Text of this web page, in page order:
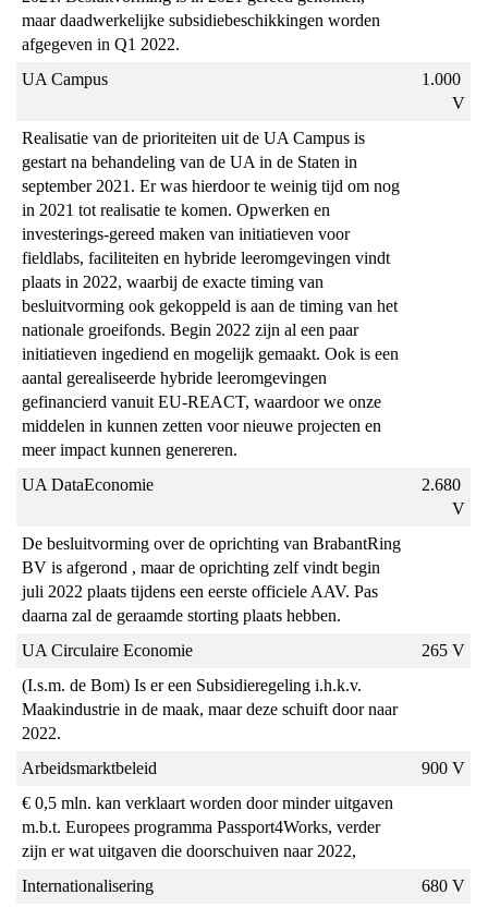
maar daadwerkelijke subsidiebeschikkingen worden
afgegeven in Q1 2022.
UA Campus
1.000
V
Realisatie van de prioriteiten uit de UA Campus is
gestart na behandeling van de UA in de Staten in
september 2021. Er was hierdoor te weinig tijd om nog
in 2021 tot realisatie te komen. Opwerken en
investerings-gereed maken van initiatieven voor
fieldlabs, faciliteiten en hybride leeromgevingen vindt
plaats in 2022, waarbij de exacte timing van
besluitvorming ook gekoppeld is aan de timing van het
nationale groeifonds. Begin 2022 zijn al een paar
initiatieven ingediend en mogelijk gemaakt. Ook is een
aantal gerealiseerde hybride leeromgevingen
gefinancierd vanuit EU-REACT, waardoor we onze
middelen in kunnen zetten voor nieuwe projecten en
meer impact kunnen genereren.
UA DataEconomie
2.680
V
De besluitvorming over de oprichting van BrabantRing
BV is afgerond , maar de oprichting zelf vindt begin
juli 2022 plaats tijdens een eerste officiele AAV. Pas
daarna zal de geraamde storting plaats hebben.
UA Circulaire Economie
265 V
(I.s.m. de Bom) Is er een Subsidieregeling i.h.k.v.
Maakindustrie in de maak, maar deze schuift door naar
2022.
Arbeidsmarktbeleid
900 V
€ 0,5 mln. kan verklaart worden door minder uitgaven
m.b.t. Europees programma Passport4Works, verder
zijn er wat uitgaven die doorschuiven naar 2022,
Internationalisering
680 V